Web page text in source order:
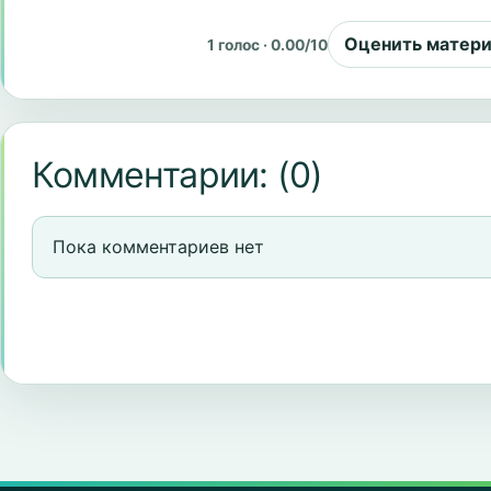
1 голос · 0.00/10 Оценить
Комментарии: (0)
Пока комментариев нет